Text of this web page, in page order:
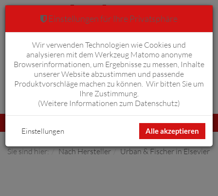
Anmelden Warenkorb 0
umschalten
Sie sind hier: Nach Hersteller Urban & Fischer in Elsevier
Einstellungen für Ihre Privatsphäre
Wir verwenden Technologien wie Cookies und
analysieren mit dem Werkzeug Matomo anonyme
Browserinformationen, um Ergebnisse zu messen, Inhalte
unserer Website abzustimmen und passende
Produktvorschläge machen zu können. Wir bitten Sie um
Ihre Zustimmung.
(Weitere Informationen zum Datenschutz)
Alle akzeptieren
Einstellungen